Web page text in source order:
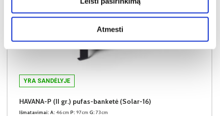
Atmesti
YRA SANDĖLYJE
HAVANA-P (II gr.) pufas-banketė (Solar-16)
Išmatavimai: A: 46cm P: 97cm G: 73cm